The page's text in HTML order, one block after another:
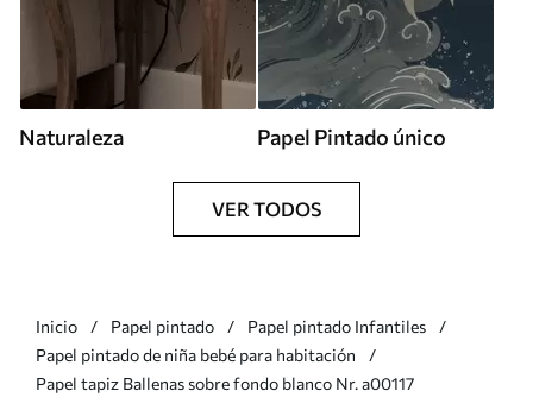
Naturaleza Papel Pintado único
VER TODOS
Inicio Papel pintado
Papel pintado Infantiles
Papel pintado de niña bebé para habitación
Papel tapiz Ballenas sobre fondo blanco Nr. a00117